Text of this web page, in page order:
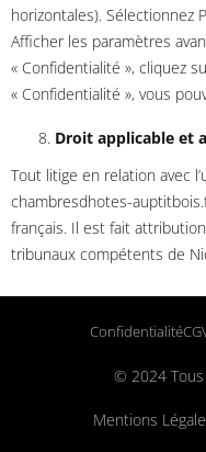
horizontales). Sélectionnez
Afficher les paramètres
« Confidentialité », cliquez
« Confidentialité », vous
Droit applicable et
Tout litige en relation avec
chambresdhotes-
français. Il est fait
tribunaux compétents de
Confidentialité
© 2024
Mentions